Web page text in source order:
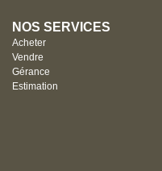
NOS SERVICES
Acheter
Vendre
Gérance
Estimation